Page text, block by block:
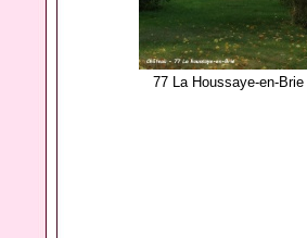
77 La Houssaye-en-